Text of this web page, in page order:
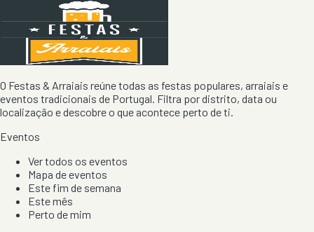
O Festas & Arraiais reúne todas as festas populares, arraiais e
eventos tradicionais de Portugal. Filtra por distrito, data ou
localização e descobre o que acontece perto de ti.
Eventos
Ver todos os eventos
Mapa de eventos
Este fim de semana
Este mês
Perto de mim